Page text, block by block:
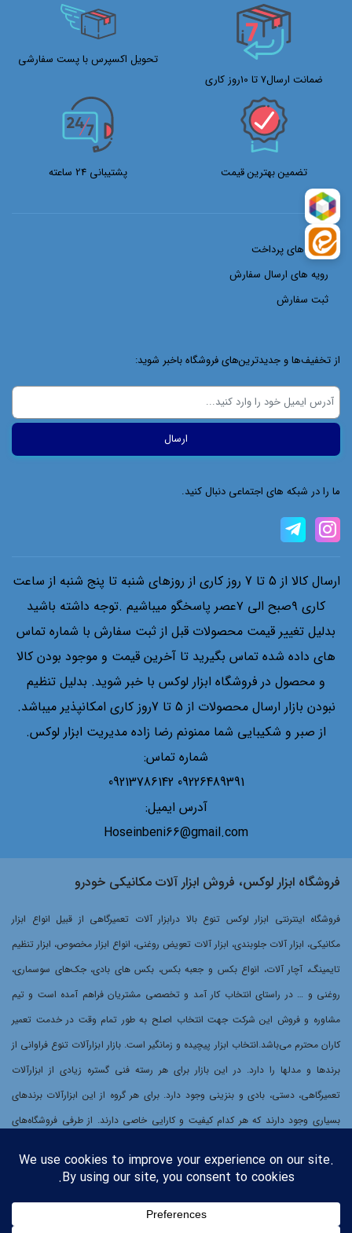
ضمانت ارسال7 تا 10روز کاری
تحویل اکسپرس با پست سفارشی
تضمین بهترین قیمت پشتیبانی 24 ساعته
شیوه های پرداخت
رویه های ارسال سفارش
ثبت سفارش
از تخفیف‌ها و جدیدترین‌های فروشگاه باخبر شوید:
ما را در شبکه های اجتماعی دنبال کنید.
ارسال کالا از 5 تا 7 روز کاری از روزهای شنبه تا پنج شنبه از ساعت
کاری ۹صبح الی ۷عصر پاسخگو میباشیم .توجه داشته باشید
بدلیل تغییر قیمت محصولات قبل از ثبت سفارش با شماره تماس
های داده شده تماس بگیرید تا آخرین قیمت و موجود بودن کالا
و محصول در فروشگاه ابزار لوکس با خبر شوید. بدلیل تنظیم
نبودن بازار ارسال محصولات از 5 تا 7روز کاری امکانپذیر میباشد.
از صبر و شکیبایی شما ممنونم رضا زاده مدیریت ابزار لوکس.
شماره تماس:
09226489391 09213786142
آدرس ایمیل:
Hoseinbeni66@gmail.com
فروشگاه ابزار لوکس، فروش ابزار آلات مکانیکی خودرو
فروشگاه اینترنتی ابزار لوکس تنوع بالا درابزار آلات تعمیرگاهی از قبیل انواع ابزار
مکانیکی، ابزار آلات جلوبندی، ابزار آلات تعویض روغنی، انواع ابزار مخصوص، ابزار تنظیم
تایمینگ، آچار آلات، انواع بکس و جعبه بکس، بکس های بادی، جک‌های سوسماری،
روغنی و … در راستای انتخاب کار آمد و تخصصی مشتریان فراهم آمده است و تیم
مشاوره و فروش این شرکت جهت انتخاب اصلح به طور تمام وقت در خدمت تعمیر
کاران محترم می‌باشد.انتخاب ابزار پیچیده و زمانگیر است. بازار ابزارآلات تنوع فراوانی از
برندها و مدلها را دارد. در این بازار برای هر رسته فنی گستره زیادی از ابزارآلات
تعمیرگاهی، دستی، بادی و بنزینی وجود دارد. برای هر گروه از این ابزارآلات برندهای
بسیاری وجود دارند که هر کدام کیفیت و کارایی خاصی دارند. از طرفی فروشگاه‌های
هستند. برای مشتریانی که دنبال خرید بهترین ابزارآلات بسته به نیازشان هستند،
خرید مجموعه‌ای از ابزارآلات هستند، خرید پیچیده‌تر خواهد شد.